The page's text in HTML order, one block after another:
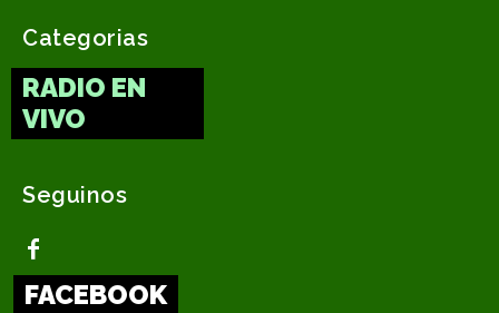
Categorias
RADIO EN
VIVO
Seguinos
FACEBOOK